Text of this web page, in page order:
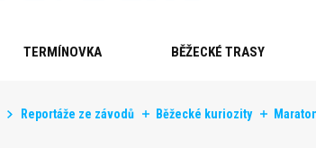
TERMÍNOVKA BĚŽECKÉ TRASY
Reportáže ze závodů Běžecké kuriozity